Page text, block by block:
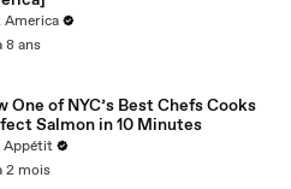
America
8 ans
One of NYC’s Best Chefs Cooks
Salmon in 10 Minutes
Appétit
2 mois